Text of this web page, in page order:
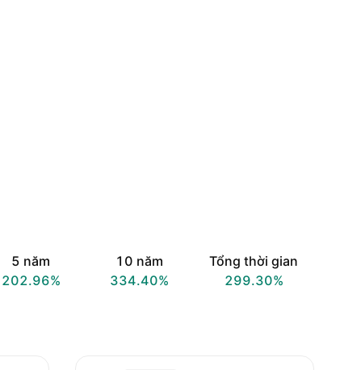
5 năm
202.96%
10 năm
334.40%
Tổng thời gian
299.30%